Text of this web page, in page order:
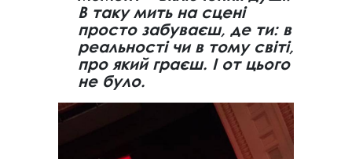
В таку мить на сцені
просто забуваєш, де ти: в
реальності чи в тому світі,
про який граєш. І от цього
не було.